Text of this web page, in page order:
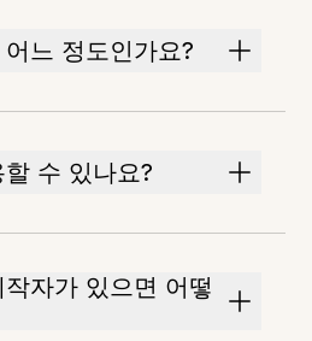
느 정도인가요?
수 있나요?
자가 있으면 어떻